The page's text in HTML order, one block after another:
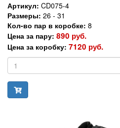
Артикул: CD075-4
Размеры: 26 - 31
Кол-во пар в коробке: 8
Цена за пару: 890 руб.
Цена за коробку: 7120 руб.